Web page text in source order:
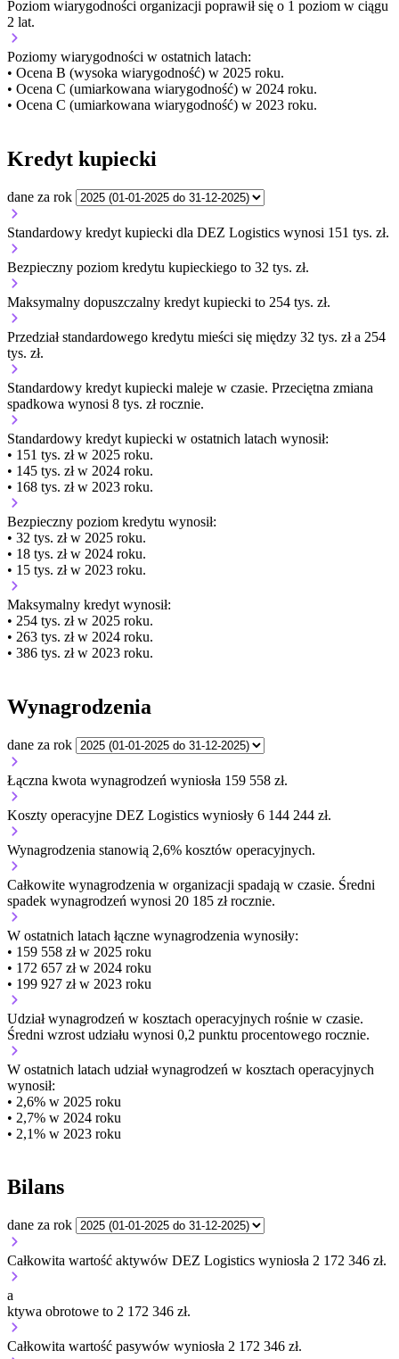
Poziom wiarygodności organizacji poprawił się o 1 poziom w ciągu
2 lat.
Poziomy wiarygodności w ostatnich latach:
• Ocena B (wysoka wiarygodność) w 2025 roku.
• Ocena C (umiarkowana wiarygodność) w 2024 roku.
• Ocena C (umiarkowana wiarygodność) w 2023 roku.
Kredyt kupiecki
dane za rok
Standardowy kredyt kupiecki dla DEZ Logistics wynosi 151 tys. zł.
Bezpieczny poziom kredytu kupieckiego to 32 tys. zł.
Maksymalny dopuszczalny kredyt kupiecki to 254 tys. zł.
Przedział standardowego kredytu mieści się między 32 tys. zł a 254
tys. zł.
Standardowy kredyt kupiecki maleje w czasie. Przeciętna zmiana
spadkowa wynosi 8 tys. zł rocznie.
Standardowy kredyt kupiecki w ostatnich latach wynosił:
• 151 tys. zł w 2025 roku.
• 145 tys. zł w 2024 roku.
• 168 tys. zł w 2023 roku.
Bezpieczny poziom kredytu wynosił:
• 32 tys. zł w 2025 roku.
• 18 tys. zł w 2024 roku.
• 15 tys. zł w 2023 roku.
Maksymalny kredyt wynosił:
• 254 tys. zł w 2025 roku.
• 263 tys. zł w 2024 roku.
• 386 tys. zł w 2023 roku.
Wynagrodzenia
dane za rok
Łączna kwota wynagrodzeń wyniosła 159 558 zł.
Koszty operacyjne DEZ Logistics wyniosły 6 144 244 zł.
Wynagrodzenia stanowią 2,6% kosztów operacyjnych.
Całkowite wynagrodzenia w organizacji spadają w czasie. Średni
spadek wynagrodzeń wynosi 20 185 zł rocznie.
W ostatnich latach łączne wynagrodzenia wynosiły:
• 159 558 zł w 2025 roku
• 172 657 zł w 2024 roku
• 199 927 zł w 2023 roku
Udział wynagrodzeń w kosztach operacyjnych rośnie w czasie.
Średni wzrost udziału wynosi 0,2 punktu procentowego rocznie.
W ostatnich latach udział wynagrodzeń w kosztach operacyjnych
wynosił:
• 2,6% w 2025 roku
• 2,7% w 2024 roku
• 2,1% w 2023 roku
Bilans
dane za rok
Całkowita wartość aktywów DEZ Logistics wyniosła 2 172 346 zł.
a
ktywa obrotowe to 2 172 346 zł.
Całkowita wartość pasywów wyniosła 2 172 346 zł.